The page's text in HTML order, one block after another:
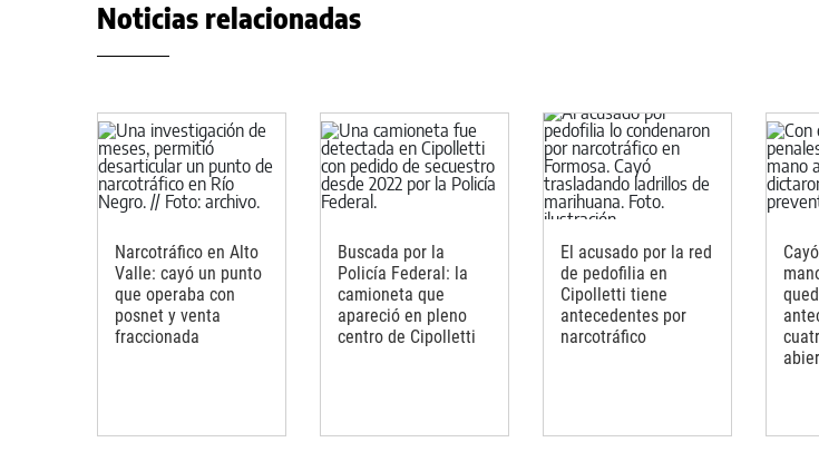
Noticias relacionadas
Narcotráfico en Alto
Valle: cayó un punto
que operaba con
posnet y venta
fraccionada
Buscada por la
Policía Federal: la
camioneta que
apareció en pleno
centro de Cipolletti
El acusado por la red
de pedofilia en
Cipolletti tiene
antecedentes por
narcotráfico